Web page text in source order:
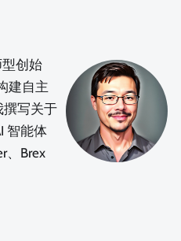
创始
建自主
撰写关于
智能体
、Brex